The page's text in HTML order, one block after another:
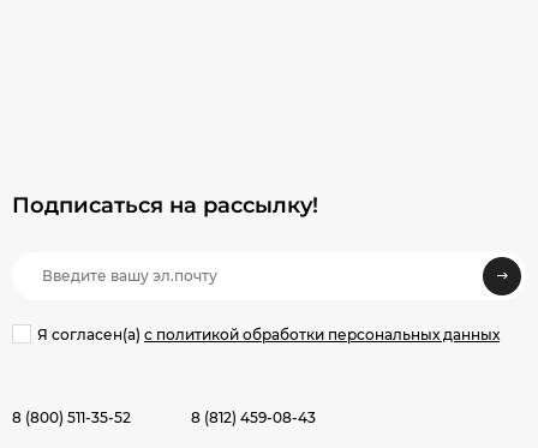
Подписаться на рассылкy!
Я согласен(a) с политикой обработки персональных данных
8 (800) 511-35-52 8 (812) 459-08-43